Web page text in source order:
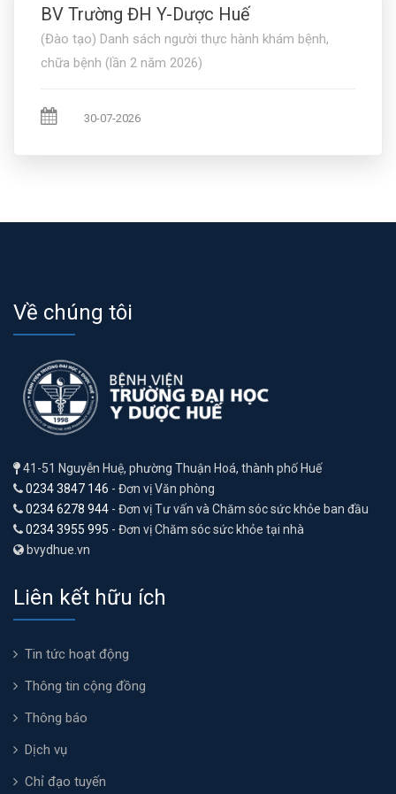
BV Trường ĐH Y-Dược Huế
(Đào tạo) Danh sách người thực hành khám bệnh,
chữa bệnh (lần 2 năm 2026)
30-07-2026
Về chúng tôi
41-51 Nguyễn Huệ, phường Thuận Hoá, thành phố Huế
0234 3847 146 - Đơn vị Văn phòng
0234 6278 944 - Đơn vị Tư vấn và Chăm sóc sức khỏe ban đầu
0234 3955 995 - Đơn vị Chăm sóc sức khỏe tại nhà
bvydhue.vn
Liên kết hữu ích
Tin tức hoạt động
Thông tin cộng đồng
Thông báo
Dịch vụ
Chỉ đạo tuyến